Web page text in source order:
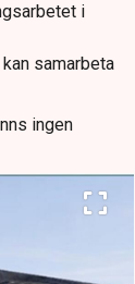
i
samarbeta
ingen